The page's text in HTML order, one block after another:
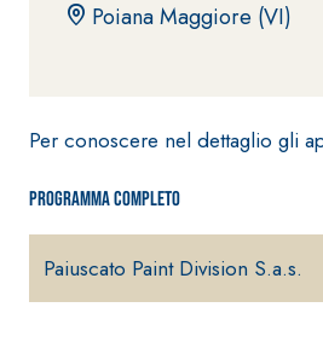
Poiana Maggiore (VI)
Per conoscere nel dettaglio gli
Programma completo
Paiuscato Paint Division S.a.s.
cementizia